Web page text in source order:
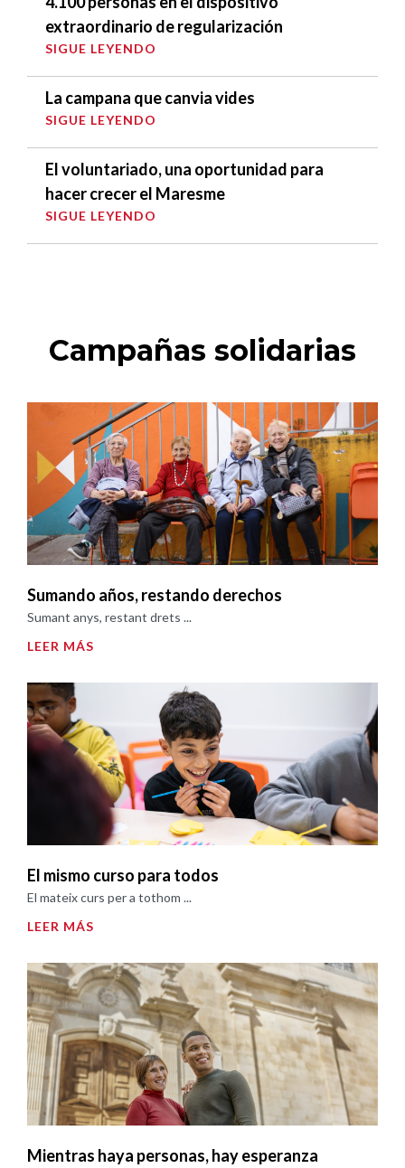
extraordinario de regularización
SIGUE LEYENDO
La campana que canvia vides
SIGUE LEYENDO
El voluntariado, una oportunidad para
hacer crecer el Maresme
SIGUE LEYENDO
Campañas solidarias
Sumando años, restando derechos
Sumant anys, restant drets ...
LEER MÁS
El mismo curso para todos
El mateix curs per a tothom ...
LEER MÁS
Mientras haya personas, hay esperanza